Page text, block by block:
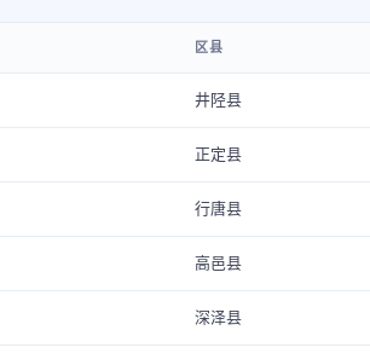
区县
井陉县
正定县
行唐县
高邑县
深泽县